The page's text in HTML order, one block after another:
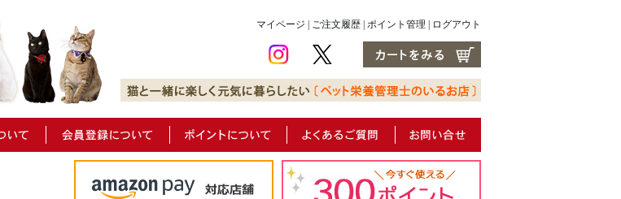
マイページ ご注文履歴 ポイント管理 ログアウト